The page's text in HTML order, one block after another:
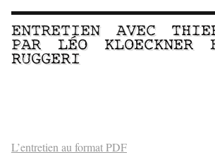
ENTRETIEN AVEC
PAR LÉO KLOECKNER
RUGGERI
L’entretien au format PDF